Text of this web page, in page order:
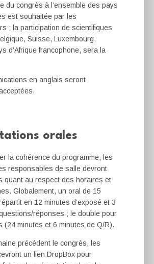
du congrès à l’ensemble des pays
est souhaitée par les
; la participation de scientifiques
Suisse, Luxembourg,
d’Afrique francophone, sera la
en anglais seront
orales
la cohérence du programme, les
responsables de salle devront
quant au respect des horaires et
Globalement, un oral de 15
en 12 minutes d’exposé et 3
réponses ; le double pour
(24 minutes et 6 minutes de Q/R).
précédent le congrès, les
un lien DropBox pour